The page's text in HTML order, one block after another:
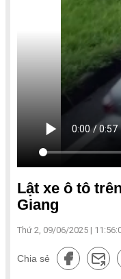
Lật xe ô tô
Giang
Thứ 2, 09/06/2025 |
Chia sẻ